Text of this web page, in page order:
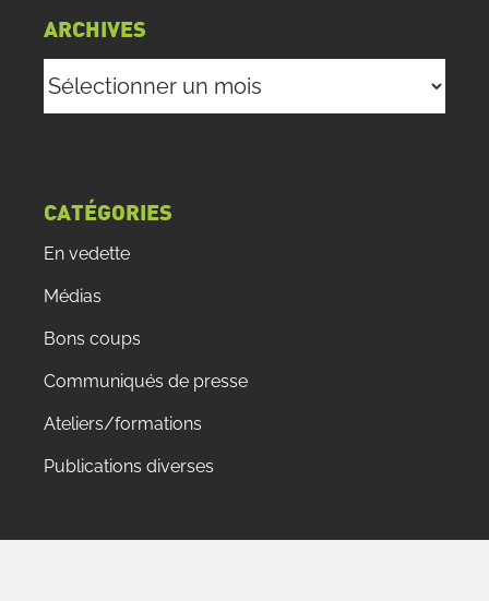
ARCHIVES
CATÉGORIES
En vedette
Médias
Bons coups
Communiqués de presse
Ateliers/formations
Publications diverses